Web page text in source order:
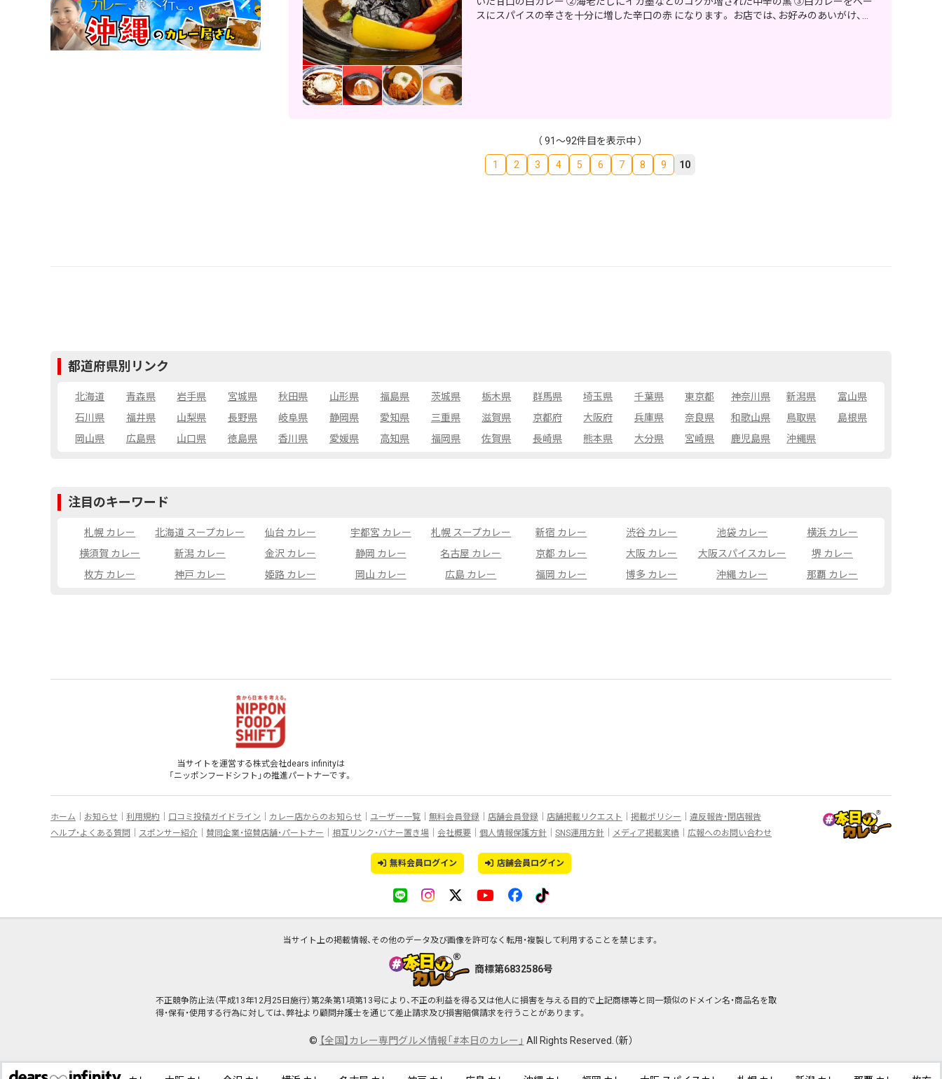
スにスパイスの辛さを十分に増した辛口の赤 になります。 お店では、お好みのあいがけ、ハ
（ 91～92件目を表示中 ）
1 2 3 4 5 6 7 8 9 10
都道府県別リンク
北海道 青森県 岩手県 宮城県 秋田県 山形県 福島県 茨城県 栃木県 群馬県 埼玉県 千葉県 東京都 神奈川県 新潟県
富山県
石川県
福井県 山梨県 長野県 岐阜県 静岡県 愛知県 三重県 滋賀県 京都府 大阪府 兵庫県 奈良県 和歌山県 鳥取県
島根県
岡山県
広島県 山口県 徳島県 香川県 愛媛県 高知県 福岡県 佐賀県 長崎県 熊本県 大分県 宮崎県 鹿児島県 沖縄県
注目のキーワード
札幌 カレー 北海道 スープカレー 仙台 カレー 宇都宮 カレー 札幌 スープカレー 新宿 カレー 渋谷 カレー 池袋 カレー
横浜 カレー
横須賀 カレー
新潟 カレー 金沢 カレー 静岡 カレー 名古屋 カレー 京都 カレー 大阪 カレー 大阪スパイスカレー
堺 カレー
枚方 カレー
神戸 カレー 姫路 カレー 岡山 カレー 広島 カレー 福岡 カレー 博多 カレー 沖縄 カレー 那覇 カレー
当サイトを運営する株式会社dears infinityは
「ニッポンフードシフト」 の推進パートナーです。
ホーム お知らせ 利用規約 口コミ投稿ガイドライン カレー店からのお知らせ ユーザー一覧 無料会員登録 店舗会員登録 店舗掲載リクエスト 掲載ポリシー
違反報告・閉店報告
ヘルプ・よくある質問
スポンサー紹介 賛同企業・協賛店舗・パートナー 相互リンク・バナー置き場 会社概要 個人情報保護方針 SNS運用方針 メディア掲載実績 広報へのお問い合わせ
無料会員ログイン 店舗会員ログイン
当サイト上の掲載情報、その他のデータ及び画像を許可なく転用・複製して利用することを禁じます。
商標第6832586号
不正競争防止法（平成13年12月25日施行）第2条第1項第13号により、不正の利益を得る又は他人に損害を与える目的で上記商標等と同一類似のドメイン名・商品名を取
得・保有・使用する行為に対しては、弊社より顧問弁護士を通じて差止請求及び損害賠償請求を行うことがあります。
© 【全国】カレー専門グルメ情報「#本日のカレー」 All Rights Reserved. （新）